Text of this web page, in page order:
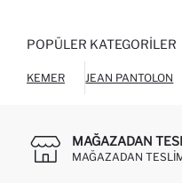
POPÜLER KATEGORILER
KEMER JEAN PANTOLON
MAĞAZADAN
MAĞAZADAN